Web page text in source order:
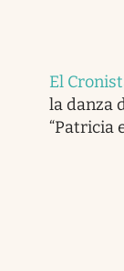
El
la danza
“Patricia